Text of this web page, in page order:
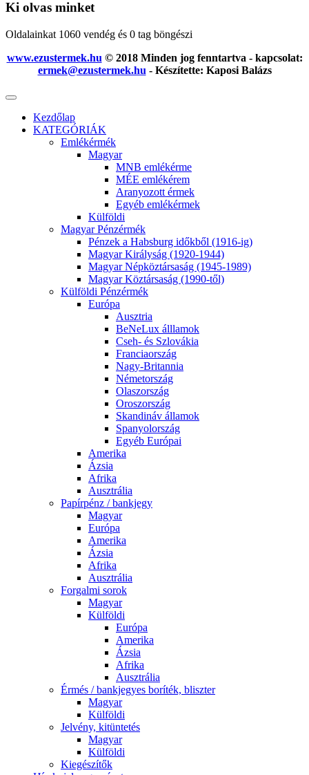
Ki olvas minket
Oldalainkat 1060 vendég és 0 tag böngészi
www.ezustermek.hu © 2018 Minden jog fenntartva - kapcsolat:
ermek@ezustermek.hu - Készítette: Kaposi Balázs
Kezdőlap
KATEGÓRIÁK
Emlékérmék
Magyar
MNB emlékérme
MÉE emlékérem
Aranyozott érmek
Egyéb emlékérmek
Külföldi
Magyar Pénzérmék
Pénzek a Habsburg időkből (1916-ig)
Magyar Királyság (1920-1944)
Magyar Népköztársaság (1945-1989)
Magyar Köztársaság (1990-től)
Külföldi Pénzérmék
Európa
Ausztria
BeNeLux álllamok
Cseh- és Szlovákia
Franciaország
Nagy-Britannia
Németország
Olaszország
Oroszország
Skandináv államok
Spanyolország
Egyéb Európai
Amerika
Ázsia
Afrika
Ausztrália
Papírpénz / bankjegy
Magyar
Európa
Amerika
Ázsia
Afrika
Ausztrália
Forgalmi sorok
Magyar
Külföldi
Európa
Amerika
Ázsia
Afrika
Ausztrália
Érmés / bankjegyes boríték, bliszter
Magyar
Külföldi
Jelvény, kitüntetés
Magyar
Külföldi
Kiegészítők